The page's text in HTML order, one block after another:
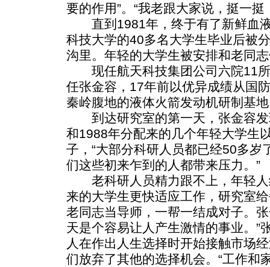
要的作用”。“我老跟大家说，挺一
直到1981年，终于有了新鲜血液
科技大学的40多名大学生毕业后被
沟里。年轻的大学生被安排和老同
现任航天科技集团公司六院11所
任张金容，17年前以优异成绩从国
秦岭腹地的液体火箭发动机研制基
到达研究室的第一天，张金容发
和1988年分配来的几个年轻大学生
子，“大部分科研人员都已经50多岁
们这些初来乍到的人都带来压力。”
老科研人员精力跟不上，年轻人
来的大学生更快适应工作，研究室
老同志当导师，一帮一结成对子。
天是个容易让人产生激情的事业。”
人在作出人生选择时开始接触市场
们放弃了其他的选择机会。“工作和